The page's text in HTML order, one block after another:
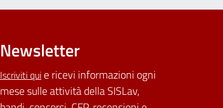
Newsletter
Iscriviti quie ricevi informazioni ogni
mese sulle attività della SISLav,